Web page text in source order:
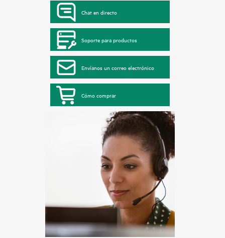
Chat en directo
Soporte para productos
Envíanos un correo electrónico
Cómo comprar